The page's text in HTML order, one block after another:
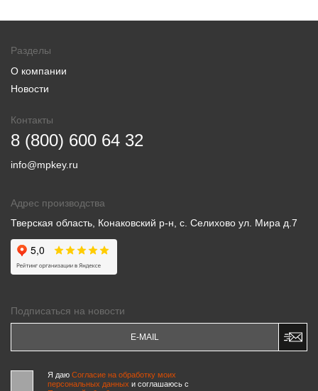
Разделы
О компании
Новости
Контакты
8 (800) 600 64 32
info@mpkey.ru
Адрес производства
Тверская область, Конаковский р-н, с. Селихово ул. Мира д.7
Подписаться на новости
Я даю Согласие на обработку моих
персональных данных и соглашаюсь c